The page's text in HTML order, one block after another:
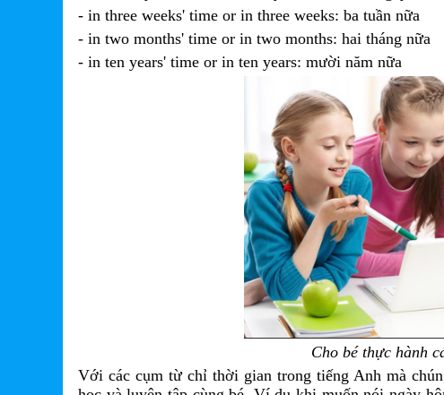
- in three weeks' time or in three weeks: ba tuần nữa
- in two months' time or in two months: hai tháng nữa
- in ten years' time or in ten years: mười năm nữa
Cho bé thực hành
Với các cụm từ chỉ thời gian trong tiếng Anh mà